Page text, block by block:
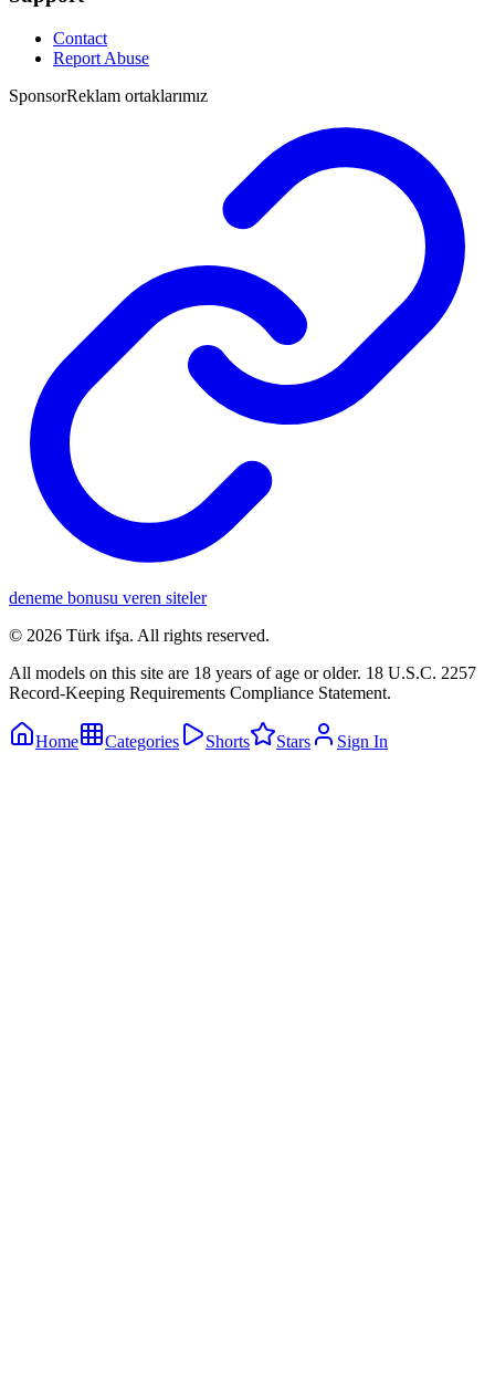
Contact
Report Abuse
SponsorReklam ortaklarımız
deneme bonusu veren siteler
© 2026 Türk ifşa. All rights reserved.
All models on this site are 18 years of age or older. 18 U.S.C. 2257
Record-Keeping Requirements Compliance Statement.
Home Categories Shorts Stars Sign In